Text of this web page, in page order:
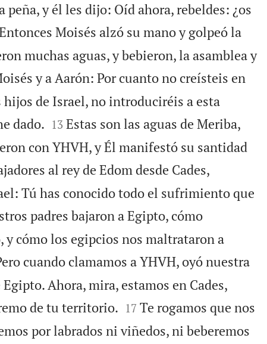
peña, y él les dijo: Oíd ahora, rebeldes: ¿os
Moisés alzó su mano y golpeó la
muchas aguas, y bebieron, la asamblea y
y a Aarón: Por cuanto no creísteis en
de Israel, no introduciréis a esta
dado.
13 Estas son las aguas de Meriba,
con YHVH, y Él manifestó su santidad
al rey de Edom desde Cades,
Tú has conocido todo el sufrimiento que
padres bajaron a Egipto, cómo
cómo los egipcios nos maltrataron a
cuando clamamos a YHVH, oyó nuestra
Ahora, mira, estamos en Cades,
de tu territorio.
17 Te rogamos que nos
por labrados ni viñedos, ni beberemos